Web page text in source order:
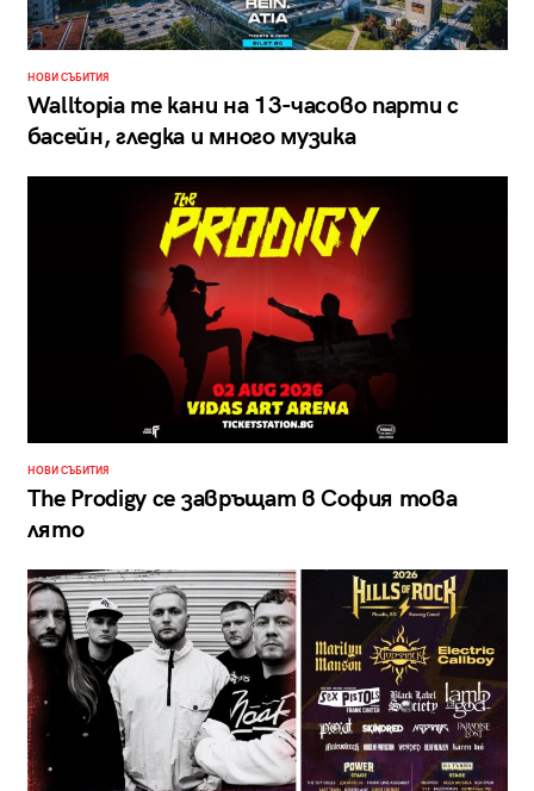
НОВИ СЪБИТИЯ
Walltopia те кани на 13-часово парти с
басейн, гледка и много музика
НОВИ СЪБИТИЯ
The Prodigy се завръщат в София това
лято